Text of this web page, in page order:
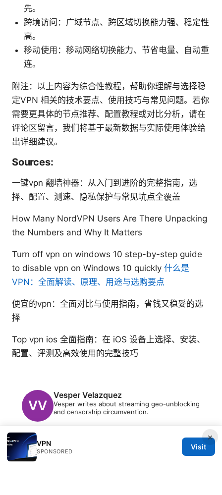
先。
跨境访问：广域节点、跨区域切换能力强、稳定性
高。
移动使用：移动网络切换能力、节省电量、自动重
连。
附注：以上内容为综合性教程，帮助你理解与选择稳
定VPN 相关的技术要点、使用技巧与常见问题。若你
需要更具体的节点推荐、配置教程或对比分析，请在
评论区留言，我们将基于最新数据与实际使用体验给
出详细建议。
Sources:
一键vpn 翻墙神器：从入门到进阶的完整指南，选
择、配置、测速、隐私保护与常见坑点全覆盖
How Many NordVPN Users Are There Unpacking
the Numbers and Why It Matters
Turn off vpn on windows 10 step-by-step guide
to disable vpn on Windows 10 quickly 什么是
VPN：全面解读、原理、用途与选购要点
便宜的vpn：全面对比与使用指南，省钱又稳妥的选
择
Top vpn ios 全面指南：在 iOS 设备上选择、安装、
配置、评测及高效使用的完整技巧
Vesper Velazquez
Vesper writes about streaming geo-unblocking
and censorship circumvention.
×
VPN
SPONSORED
Visit